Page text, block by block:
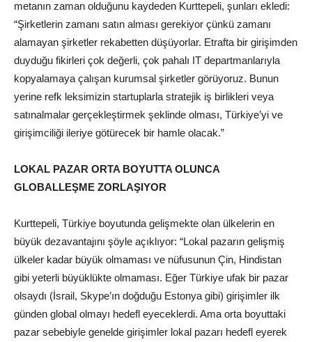
metanın zaman olduğunu kaydeden Kurttepeli, şunları ekledi:
“Şirketlerin zamanı satın alması gerekiyor çünkü zamanı
alamayan şirketler rekabetten düşüyorlar. Etrafta bir girişimden
duyduğu fikirleri çok değerli, çok pahalı IT departmanlarıyla
kopyalamaya çalışan kurumsal şirketler görüyoruz. Bunun
yerine refk leksimizin startuplarla stratejik iş birlikleri veya
satınalmalar gerçekleştirmek şeklinde olması, Türkiye’yi ve
girişimciliği ileriye götürecek bir hamle olacak.”
LOKAL PAZAR ORTA BOYUTTA OLUNCA
GLOBALLEŞME ZORLAŞIYOR
Kurttepeli, Türkiye boyutunda gelişmekte olan ülkelerin en
büyük dezavantajını şöyle açıklıyor: “Lokal pazarın gelişmiş
ülkeler kadar büyük olmaması ve nüfusunun Çin, Hindistan
gibi yeterli büyüklükte olmaması. Eğer Türkiye ufak bir pazar
olsaydı (İsrail, Skype’ın doğduğu Estonya gibi) girişimler ilk
günden global olmayı hedefl eyeceklerdi. Ama orta boyuttaki
pazar sebebiyle genelde girişimler lokal pazarı hedefl eyerek